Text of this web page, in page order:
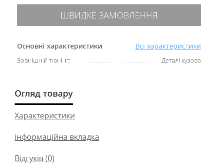
Основні характеристики Всі характеристики
Зовнішній тюнінг: Деталі кузова
ШВИДКЕ ЗАМОВЛЕННЯ
Огляд товару
Характеристики
інформаційна вкладка
Відгуків (0)